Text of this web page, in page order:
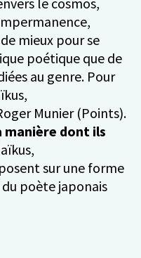
mieux pour se
poétique que de
au genre. Pour
Munier (Points).
dont ils
sur une forme
poète japonais